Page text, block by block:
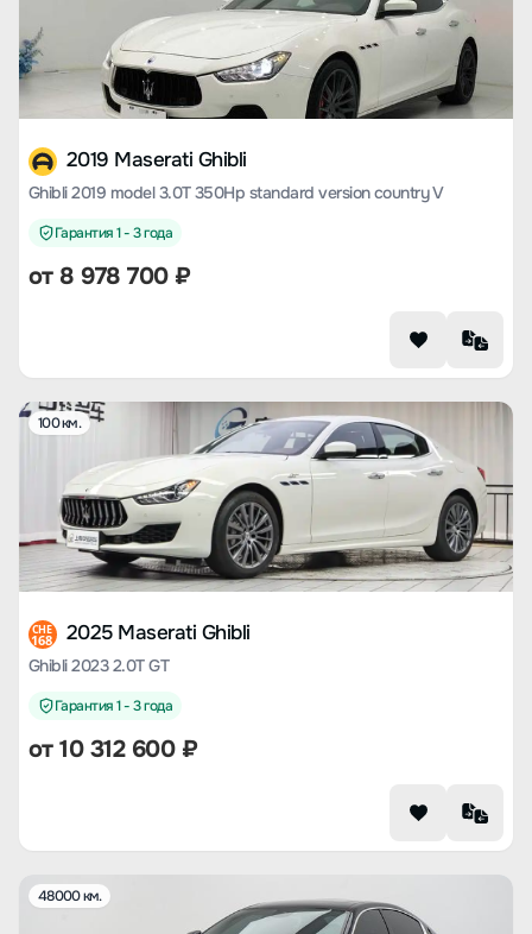
2019 Maserati Ghibli
Ghibli 2019 model 3.0T 350Hp standard version country V
Гарантия 1 - 3 года
от 8 978 700₽
100 км.
CHE
168 2025 Maserati Ghibli
Ghibli 2023 2.0T GT
Гарантия 1 - 3 года
от10 312 600₽
48000 км.